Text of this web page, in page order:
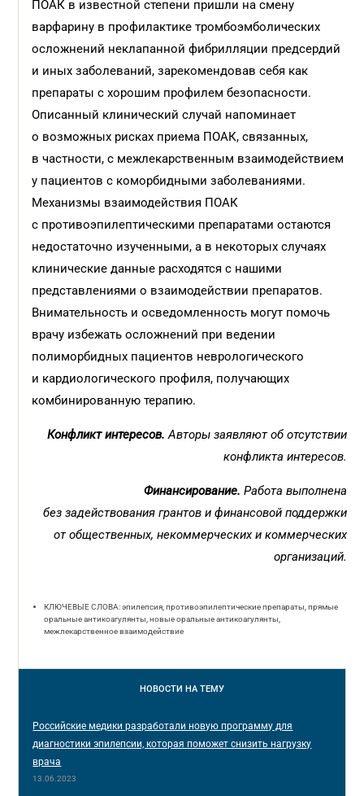
ПОАК в известной степени пришли на смену
варфарину в профилактике тромбоэмболических
осложнений неклапанной фибрилляции предсердий
и иных заболеваний, зарекомендовав себя как
препараты с хорошим профилем безопасности.
Описанный клинический случай напоминает
о возможных рисках приема ПОАК, связанных,
в частности, с межлекарственным взаимодействием
у пациентов с коморбидными заболеваниями.
Механизмы взаимодействия ПОАК
с противоэпилептическими препаратами остаются
недостаточно изученными, а в некоторых случаях
клинические данные расходятся с нашими
представлениями о взаимодействии препаратов.
Внимательность и осведомленность могут помочь
врачу избежать осложнений при ведении
полиморбидных пациентов неврологического
и кардиологического профиля, получающих
комбинированную терапию.
Конфликт интересов. Авторы заявляют об отсутствии
конфликта интересов.
Финансирование. Работа выполнена
без задействования грантов и финансовой поддержки
от общественных, некоммерческих и коммерческих
организаций.
КЛЮЧЕВЫЕ СЛОВА: эпилепсия, противоэпилептические препараты, прямые
оральные антикоагулянты, новые оральные антикоагулянты,
межлекарственное взаимодействие
НОВОСТИ НА ТЕМУ
Российские медики разработали новую программу для
диагностики эпилепсии, которая поможет снизить нагрузку
врача
13.06.2023